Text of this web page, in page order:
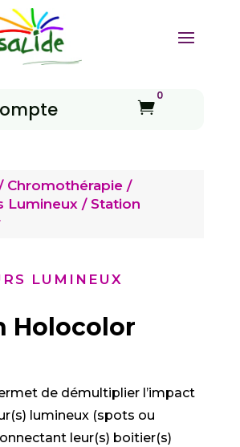

0
Chromothérapie/
Lumineux / Station
LUMINEUX
Holocolor
de démultiplier l’impact
lumineux (spots ou
leur(s) boitier(s)